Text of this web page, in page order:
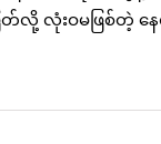
ပြတ်လို့ လုံးဝမဖြစ်